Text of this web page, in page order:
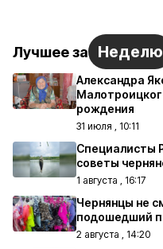
Лучшее за Неделю
Александра
рождения
31 июля , 10:11
Специалисты
советы
1 августа , 16:17
Чернянцы не
подошедший
2 августа , 14:20